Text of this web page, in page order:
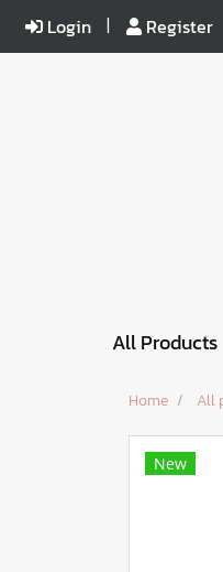
Login Register
All Products
Home All
New